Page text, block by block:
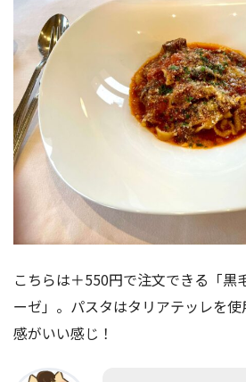
こちらは＋550円で注文できる「黒
ーゼ」。パスタはタリアテッレを
感がいい感じ！